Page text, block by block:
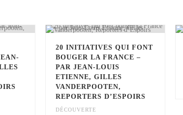
20 INITIATIVES QUI FONT
BOUGER LA FRANCE –
PAR JEAN-LOUIS
ETIENNE, GILLES
VANDERPOOTEN,
REPORTERS D’ESPOIRS
DÉCOUVERTE